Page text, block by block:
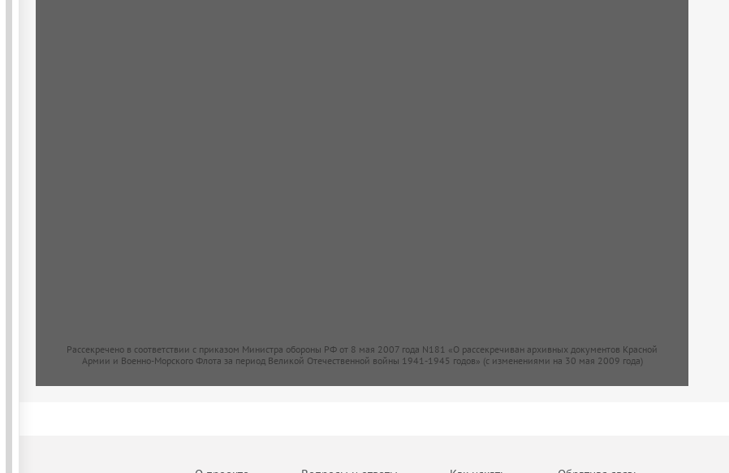
Рассекречено в соответствии с приказом Министра обороны РФ от 8 мая 2007 года N181 «О рассекречиван архивных документов Красной
Армии и Военно-Морского Флота за период Великой Отечественной войны 1941-1945 годов» (с изменениями на 30 мая 2009 года)